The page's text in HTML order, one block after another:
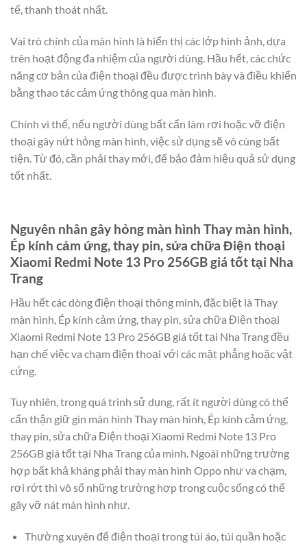
tế, thanh thoát nhất.
Vai trò chính của màn hình là hiển thị các lớp hình ảnh, dựa
trên hoạt động đa nhiệm của người dùng. Hầu hết, các chức
năng cơ bản của điện thoại đều được trình bày và điều khiển
bằng thao tác cảm ứng thông qua màn hình.
Chính vì thế, nếu người dùng bất cẩn làm rơi hoặc vỡ điện
thoại gây nứt hỏng màn hình, việc sử dụng sẽ vô cùng bất
tiện. Từ đó, cần phải thay mới, để bảo đảm hiệu quả sử dụng
tốt nhất.
Nguyên nhân gây hỏng màn hình Thay màn hình,
Ép kính cảm ứng, thay pin, sửa chữa Điện thoại
Xiaomi Redmi Note 13 Pro 256GB giá tốt tại Nha
Trang
Hầu hết các dòng điện thoại thông minh, đặc biệt là Thay
màn hình, Ép kính cảm ứng, thay pin, sửa chữa Điện thoại
Xiaomi Redmi Note 13 Pro 256GB giá tốt tại Nha Trang đều
hạn chế việc va chạm điện thoại với các mặt phẳng hoặc vật
cứng.
Tuy nhiên, trong quá trình sử dụng, rất ít người dùng có thể
cẩn thận giữ gìn màn hình Thay màn hình, Ép kính cảm ứng,
thay pin, sửa chữa Điện thoại Xiaomi Redmi Note 13 Pro
256GB giá tốt tại Nha Trang của mình. Ngoài những trường
hợp bất khả kháng phải thay màn hình Oppo như va chạm,
rơi rớt thì vô số những trường hợp trong cuộc sống có thể
gây vỡ nát màn hình như.
Thường xuyên để điện thoại trong túi áo, túi quần hoặc